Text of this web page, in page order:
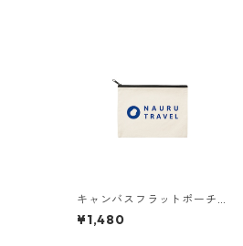
キャンバスフラットポーチ
（ナチュラル）
¥1,480